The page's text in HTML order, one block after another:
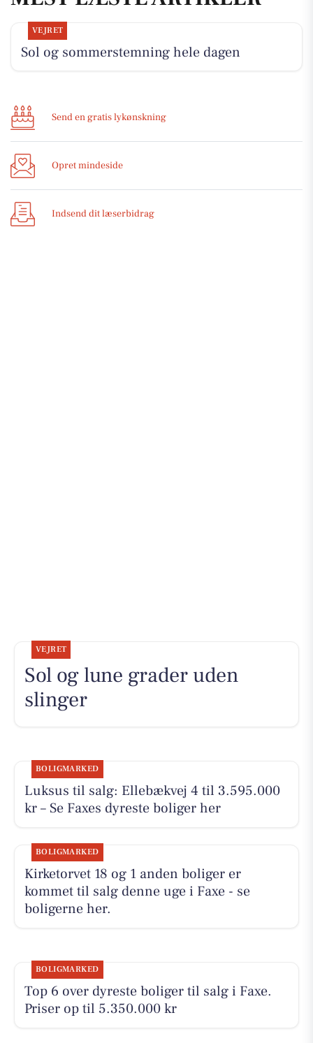
VEJRET
Sol og sommerstemning hele dagen
Send en gratis lykønskning
Opret mindeside
Indsend dit læserbidrag
VEJRET
Sol og lune grader uden
slinger
BOLIGMARKED
Luksus til salg: Ellebækvej 4 til 3.595.000
kr – Se Faxes dyreste boliger her
BOLIGMARKED
Kirketorvet 18 og 1 anden boliger er
kommet til salg denne uge i Faxe - se
boligerne her.
BOLIGMARKED
Top 6 over dyreste boliger til salg i Faxe.
Priser op til 5.350.000 kr